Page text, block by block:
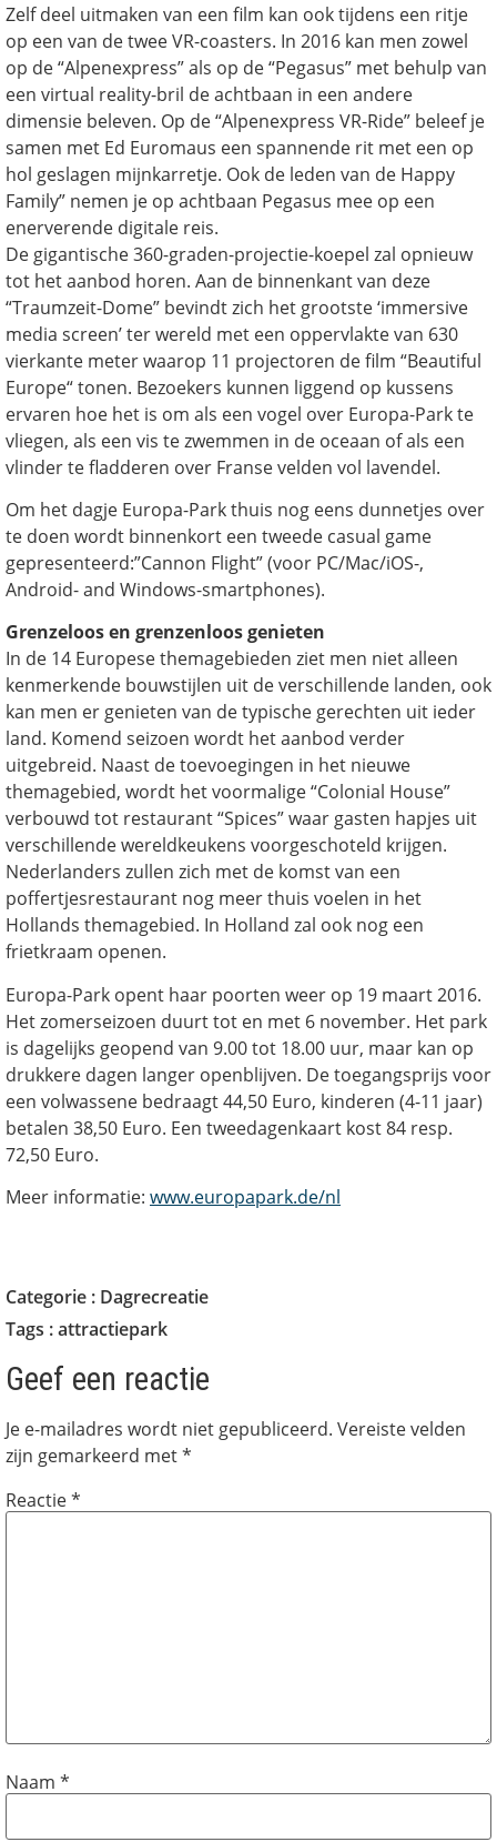
Zelf deel uitmaken van een film kan ook tijdens een ritje
op een van de twee VR-coasters. In 2016 kan men zowel
op de “Alpenexpress” als op de “Pegasus” met behulp van
een virtual reality-bril de achtbaan in een andere
dimensie beleven. Op de “Alpenexpress VR-Ride” beleef je
samen met Ed Euromaus een spannende rit met een op
hol geslagen mijnkarretje. Ook de leden van de Happy
Family” nemen je op achtbaan Pegasus mee op een
enerverende digitale reis.
De gigantische 360-graden-projectie-koepel zal opnieuw
tot het aanbod horen. Aan de binnenkant van deze
“Traumzeit-Dome” bevindt zich het grootste ‘immersive
media screen’ ter wereld met een oppervlakte van 630
vierkante meter waarop 11 projectoren de film “Beautiful
Europe“ tonen. Bezoekers kunnen liggend op kussens
ervaren hoe het is om als een vogel over Europa-Park te
vliegen, als een vis te zwemmen in de oceaan of als een
vlinder te fladderen over Franse velden vol lavendel.
Om het dagje Europa-Park thuis nog eens dunnetjes over
te doen wordt binnenkort een tweede casual game
gepresenteerd:”Cannon Flight” (voor PC/Mac/iOS-,
Android- and Windows-smartphones).
Grenzeloos en grenzenloos genieten
In de 14 Europese themagebieden ziet men niet alleen
kenmerkende bouwstijlen uit de verschillende landen, ook
kan men er genieten van de typische gerechten uit ieder
land. Komend seizoen wordt het aanbod verder
uitgebreid. Naast de toevoegingen in het nieuwe
themagebied, wordt het voormalige “Colonial House”
verbouwd tot restaurant “Spices” waar gasten hapjes uit
verschillende wereldkeukens voorgeschoteld krijgen.
Nederlanders zullen zich met de komst van een
poffertjesrestaurant nog meer thuis voelen in het
Hollands themagebied. In Holland zal ook nog een
frietkraam openen.
Europa-Park opent haar poorten weer op 19 maart 2016.
Het zomerseizoen duurt tot en met 6 november. Het park
is dagelijks geopend van 9.00 tot 18.00 uur, maar kan op
drukkere dagen langer openblijven. De toegangsprijs voor
een volwassene bedraagt 44,50 Euro, kinderen (4-11 jaar)
betalen 38,50 Euro. Een tweedagenkaart kost 84 resp.
72,50 Euro.
Meer informatie: www.europapark.de/nl
Categorie : Dagrecreatie
Tags :attractiepark
Geef een reactie
Je e-mailadres wordt niet gepubliceerd. Vereiste velden
zijn gemarkeerd met*
Reactie*
Naam *